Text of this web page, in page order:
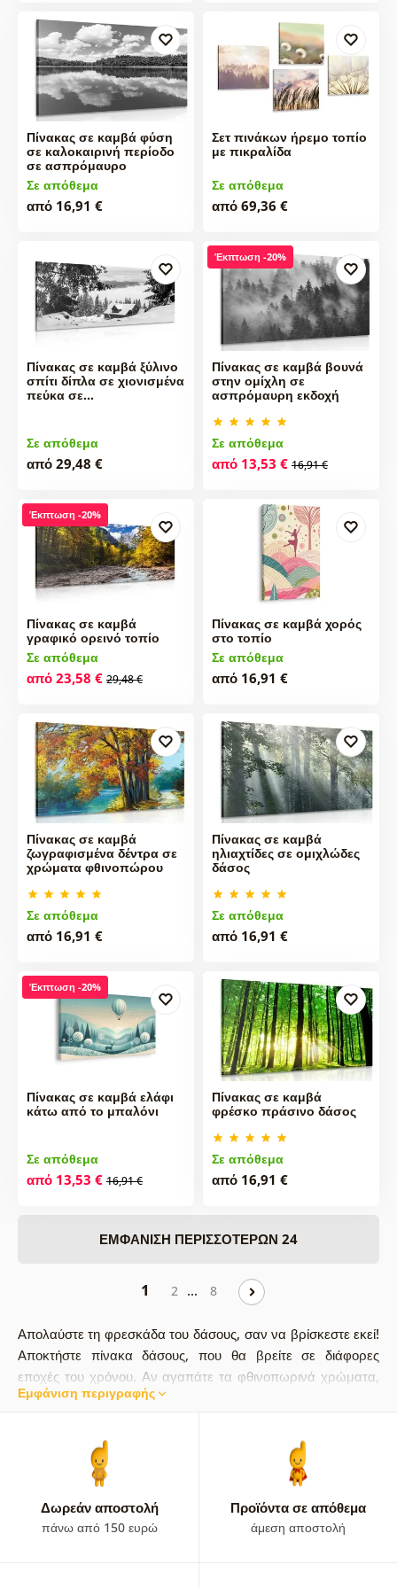
Πίνακας σε καμβά φύση
σε καλοκαιρινή περίοδο
σε ασπρόμαυρο
Σε απόθεμα
από 16,91 €
Σετ πινάκων ήρεμο τοπίο
με πικραλίδα
Σε απόθεμα
από 69,36 €
Πίνακας σε καμβά ξύλινο
σπίτι δίπλα σε χιονισμένα
πεύκα σε…
Σε απόθεμα
από 29,48 €
Έκπτωση -20%
Πίνακας σε καμβά βουνά
στην ομίχλη σε
ασπρόμαυρη εκδοχή
Σε απόθεμα
από 13,53 € 16,91 €
Έκπτωση -20%
Πίνακας σε καμβά
γραφικό ορεινό τοπίο
Σε απόθεμα
από 23,58 € 29,48 €
Πίνακας σε καμβά χορός
στο τοπίο
Σε απόθεμα
από 16,91 €
Πίνακας σε καμβά
ζωγραφισμένα δέντρα σε
χρώματα φθινοπώρου
Σε απόθεμα
από 16,91 €
Πίνακας σε καμβά
ηλιαχτίδες σε ομιχλώδες
δάσος
Σε απόθεμα
από 16,91 €
Έκπτωση -20%
Πίνακας σε καμβά ελάφι
κάτω από το μπαλόνι
Σε απόθεμα
από 13,53 € 16,91 €
Πίνακας σε καμβά
φρέσκο πράσινο δάσος
Σε απόθεμα
από 16,91 €
ΕΜΦΆΝΙΣΗ ΠΕΡΙΣΣΌΤΕΡΩΝ 24
1 2 … 8
Απολαύστε τη φρεσκάδα του δάσους, σαν να βρίσκεστε εκεί!
Αποκτήστε πίνακα δάσους, που θα βρείτε σε διάφορες
εποχές του χρόνου. Αν αγαπάτε τα φθινοπωρινά χρώματα,
οι πίνακες δάσους σε αυτή την εκδοχή είναι πραγματικά
και αποκτήστε πίνακα σε καμβά δάσους.
Απολαύστε τη φρεσκάδα του, το μυστήριο και κυρίως νιώστε
ελεύθεροι και στο σπίτι σας. Ο σύγχρονος πίνακας δάσους
θα σας βοηθήσει σε αυτό.
Εμφάνιση περιγραφής
Δωρεάν αποστολή
πάνω από 150 ευρώ
Προϊόντα σε απόθεμα
άμεση αποστολή